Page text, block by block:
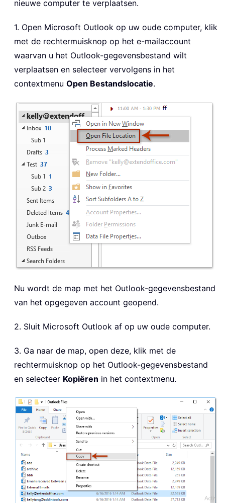
nieuwe computer te verplaatsen.
1. Open Microsoft Outlook op uw oude computer, klik
met de rechtermuisknop op het e-mailaccount
waarvan u het Outlook-gegevensbestand wilt
verplaatsen en selecteer vervolgens in het
contextmenu Open Bestandslocatie.
Nu wordt de map met het Outlook-gegevensbestand
van het opgegeven account geopend.
2. Sluit Microsoft Outlook af op uw oude computer.
3. Ga naar de map, open deze, klik met de
rechtermuisknop op het Outlook-gegevensbestand
en selecteer Kopiëren in het contextmenu.